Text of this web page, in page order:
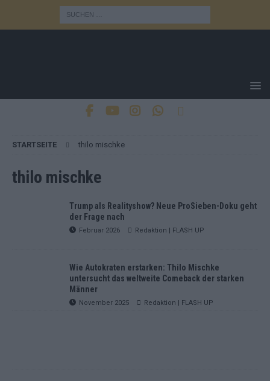
STARTSEITE thilo mischke
thilo mischke
Trump als Realityshow? Neue ProSieben-Doku geht
der Frage nach
Februar 2026 Redaktion | FLASH UP
Wie Autokraten erstarken: Thilo Mischke
untersucht das weltweite Comeback der starken
Männer
November 2025 Redaktion | FLASH UP